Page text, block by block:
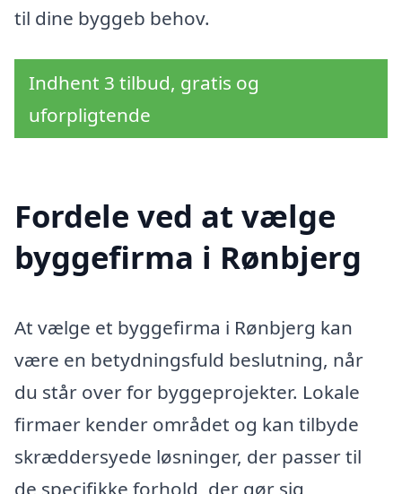
til dine byggeb behov.
Indhent 3 tilbud, gratis og
uforpligtende
Fordele ved at vælge
byggefirma i Rønbjerg
At vælge et byggefirma i Rønbjerg kan
være en betydningsfuld beslutning, når
du står over for byggeprojekter. Lokale
firmaer kender området og kan tilbyde
skræddersyede løsninger, der passer til